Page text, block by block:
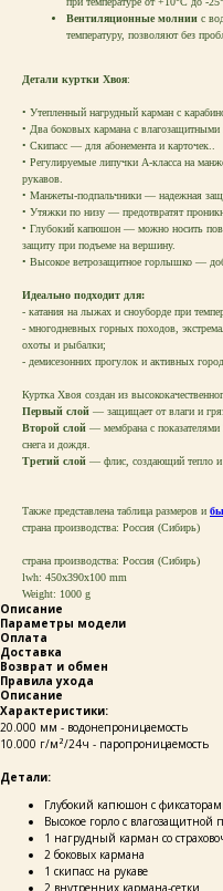
Вентиляционные молнии с
температуру, позволяют без
Детали куртки Хвоя:
• Утепленный нагрудный карман с
• Два боковых кармана с
• Скипасс — для абонемента и карточек..
• Регулируемые липучки А-класса на
рукавов.
• Манжеты-подпальчники — надежная
• Утяжки по низу — предотвратят
• Глубокий капюшон — можно носить
защиту при подъеме на вершину.
• Высокое ветрозащитное горлышко —
Идеально подходит для:
- катания на лыжах и сноуборде при
- многодневных горных походов,
охоты и рыбалки;
- демисезонних прогулок и активных
Куртка Хвоя создан из
Первый слой — защищает от влаги и
Второй слой — мембрана с
снега и дождя.
Третий слой — флис, создающий тепло и
Также представлена таблица размеров и
страна производства: Россия (Сибирь)
страна производства: Россия (Сибирь)
lwh: 450x390x100 mm
Weight: 1000 g
Описание
Параметры модели
Оплата
Доставка
Возврат и обмен
Правила ухода
Описание
Характеристики:
20.000 мм - водонепроницаемость
10.000 г/м²/24ч - паропроницаемость
Детали:
Глубокий капюшон с
Высокое горло с влагозащитной
1 нагрудный карман со
2 боковых кармана
1 скипасс на рукаве
2 внутренних кармана-сетки